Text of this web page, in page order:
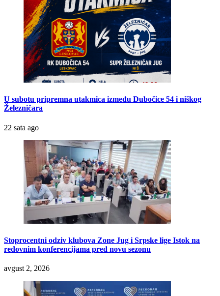
U subotu pripremna utakmica između Dubočice 54 i niškog
Železničara
22 sata ago
Stoprocentni odziv klubova Zone Jug i Srpske lige Istok na
redovnim konferencijama pred novu sezonu
avgust 2, 2026